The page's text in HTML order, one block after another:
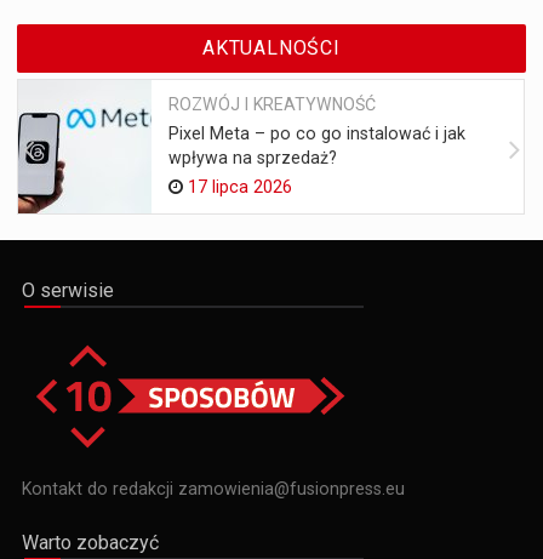
AKTUALNOŚCI
ROZWÓJ I KREATYWNOŚĆ
Pixel Meta – po co go instalować i jak
wpływa na sprzedaż?
17 lipca 2026
O serwisie
Kontakt do redakcji zamowienia@fusionpress.eu
Warto zobaczyć